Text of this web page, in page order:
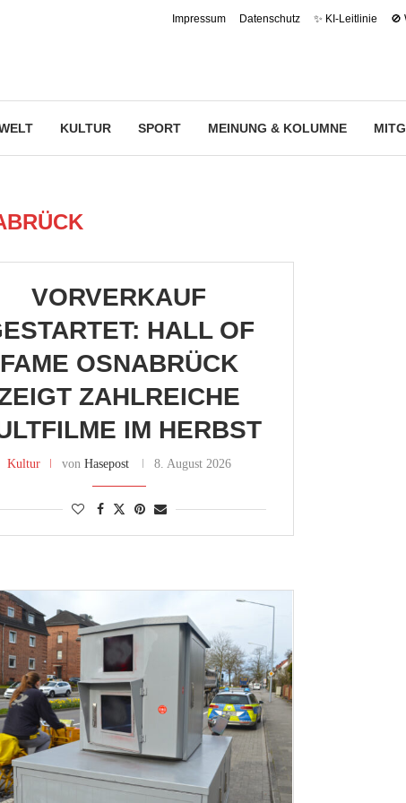
Impressum Datenschutz ✨ KI-Leitlinie 🚫
KULTUR SPORT MEINUNG & KOLUMNE
VORVERKAUF
HALL OF
FAME OSNABRÜCK
ZAHLREICHE
IM HERBST
Kultur von Hasepost 8. August 2026